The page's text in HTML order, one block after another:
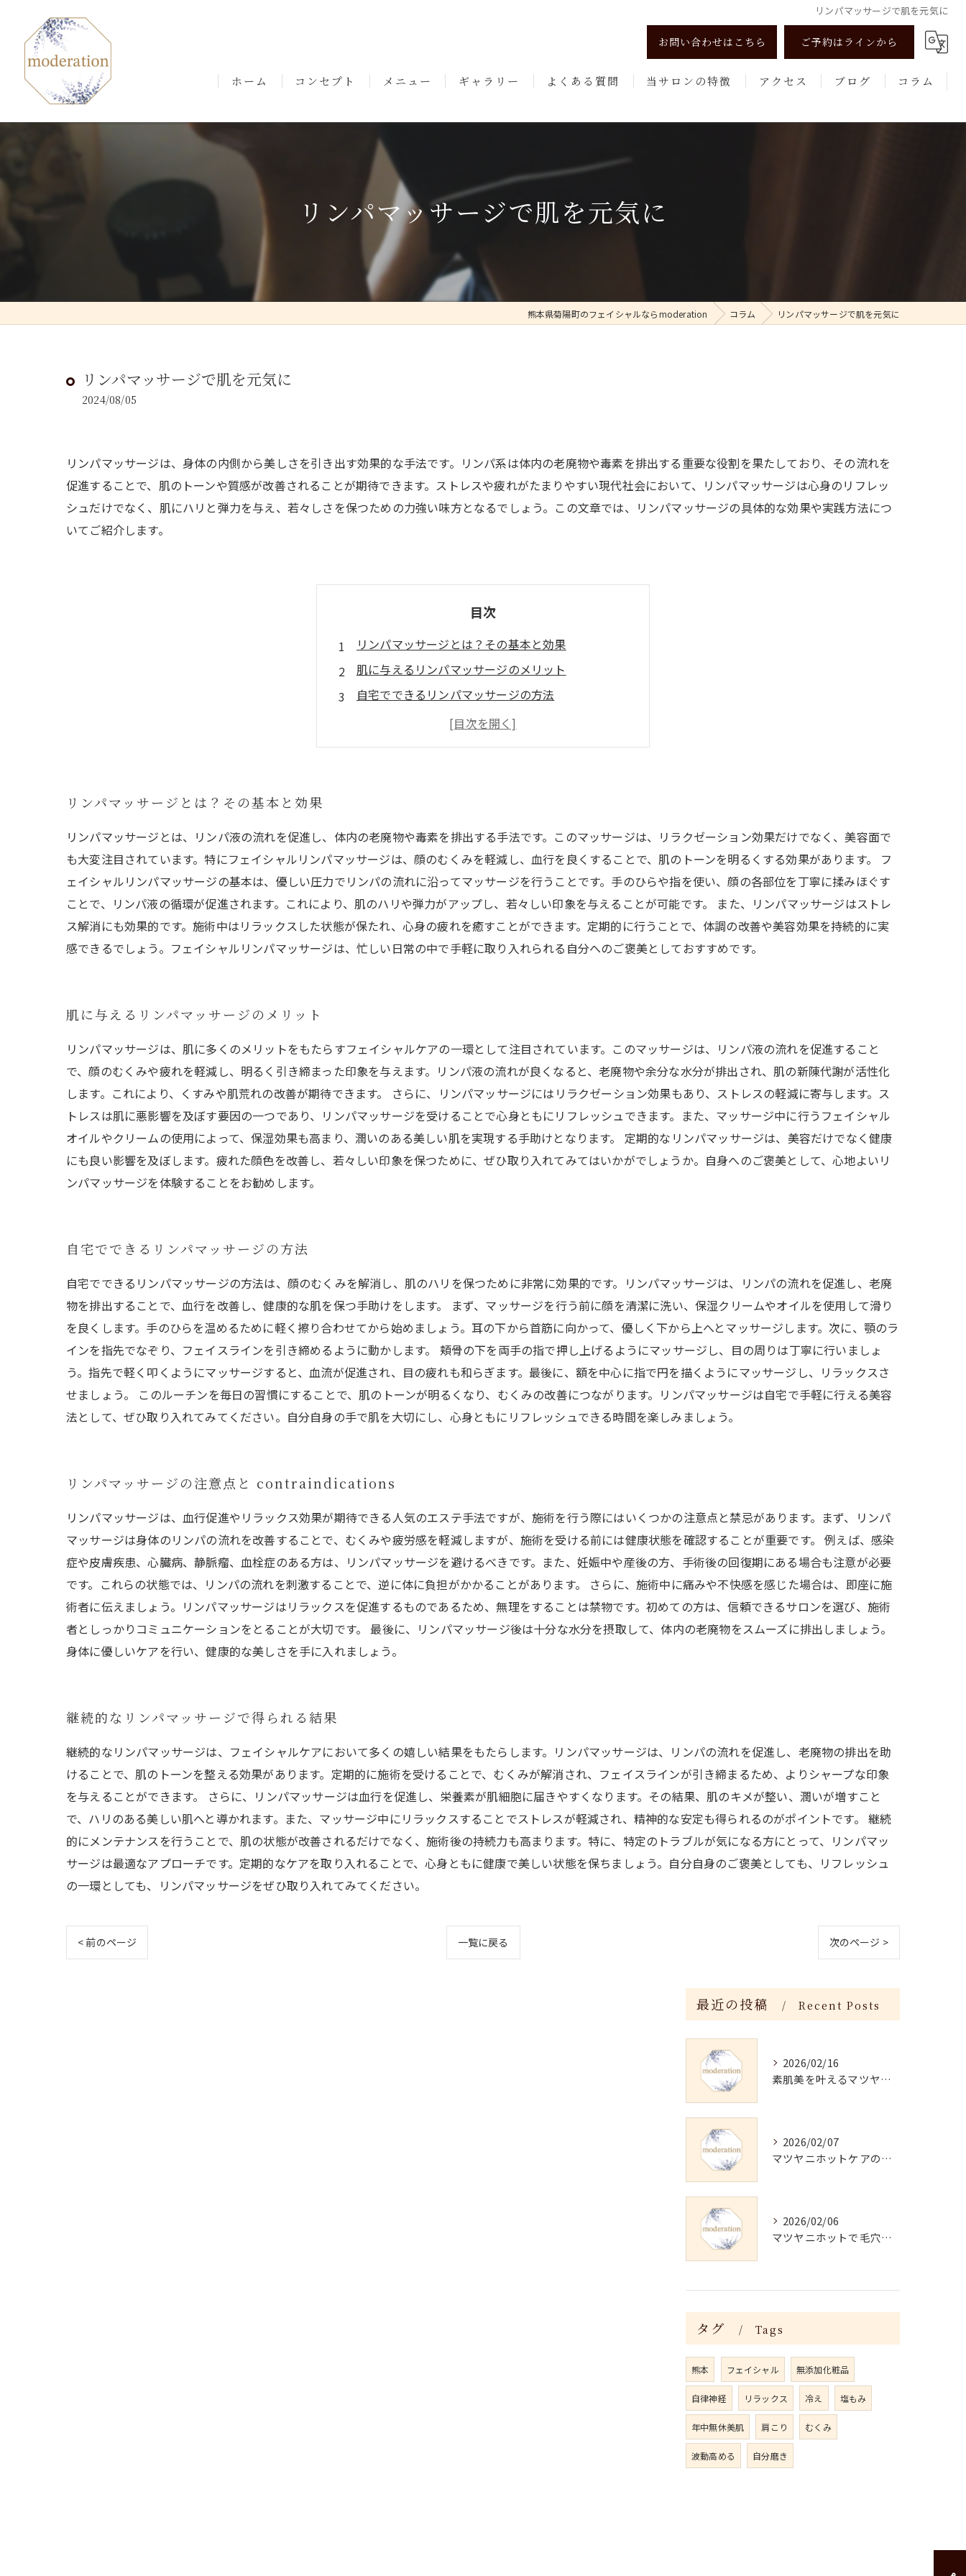
リンパマッサージで肌を元気に
お問い合わせはこちら ご予約はラインから
ホーム コンセプト メニュー ギャラリー よくある質問 当サロンの特徴 アクセス ブログ コラム
リンパマッサージで肌を元気に
熊本県菊陽町のフェイシャルならmoderation コラム リンパマッサージで肌を元気に
リンパマッサージで肌を元気に
2024/08/05
リンパマッサージは、身体の内側から美しさを引き出す効果的な手法です。リンパ系は体内の老廃物や毒素を排出する重要な役割を果たしており、その流れを
促進することで、肌のトーンや質感が改善されることが期待できます。ストレスや疲れがたまりやすい現代社会において、リンパマッサージは心身のリフレッ
シュだけでなく、肌にハリと弾力を与え、若々しさを保つための力強い味方となるでしょう。この文章では、リンパマッサージの具体的な効果や実践方法につ
いてご紹介します。
目次
リンパマッサージとは？その基本と効果
肌に与えるリンパマッサージのメリット
自宅でできるリンパマッサージの方法
リンパマッサージの注意点と contraindications
継続的なリンパマッサージで得られる結果
リンパマッサージとは？その基本と効果
リンパマッサージとは、リンパ液の流れを促進し、体内の老廃物や毒素を排出する手法です。このマッサージは、リラクゼーション効果だけでなく、美容面で
も大変注目されています。特にフェイシャルリンパマッサージは、顔のむくみを軽減し、血行を良くすることで、肌のトーンを明るくする効果があります。 フ
ェイシャルリンパマッサージの基本は、優しい圧力でリンパの流れに沿ってマッサージを行うことです。手のひらや指を使い、顔の各部位を丁寧に揉みほぐす
ことで、リンパ液の循環が促進されます。これにより、肌のハリや弾力がアップし、若々しい印象を与えることが可能です。 また、リンパマッサージはストレ
ス解消にも効果的です。施術中はリラックスした状態が保たれ、心身の疲れを癒すことができます。定期的に行うことで、体調の改善や美容効果を持続的に実
感できるでしょう。フェイシャルリンパマッサージは、忙しい日常の中で手軽に取り入れられる自分へのご褒美としておすすめです。
肌に与えるリンパマッサージのメリット
リンパマッサージは、肌に多くのメリットをもたらすフェイシャルケアの一環として注目されています。このマッサージは、リンパ液の流れを促進すること
で、顔のむくみや疲れを軽減し、明るく引き締まった印象を与えます。リンパ液の流れが良くなると、老廃物や余分な水分が排出され、肌の新陳代謝が活性化
します。これにより、くすみや肌荒れの改善が期待できます。 さらに、リンパマッサージにはリラクゼーション効果もあり、ストレスの軽減に寄与します。ス
トレスは肌に悪影響を及ぼす要因の一つであり、リンパマッサージを受けることで心身ともにリフレッシュできます。また、マッサージ中に行うフェイシャル
オイルやクリームの使用によって、保湿効果も高まり、潤いのある美しい肌を実現する手助けとなります。 定期的なリンパマッサージは、美容だけでなく健康
にも良い影響を及ぼします。疲れた顔色を改善し、若々しい印象を保つために、ぜひ取り入れてみてはいかがでしょうか。自身へのご褒美として、心地よいリ
ンパマッサージを体験することをお勧めします。
自宅でできるリンパマッサージの方法
自宅でできるリンパマッサージの方法は、顔のむくみを解消し、肌のハリを保つために非常に効果的です。リンパマッサージは、リンパの流れを促進し、老廃
物を排出することで、血行を改善し、健康的な肌を保つ手助けをします。 まず、マッサージを行う前に顔を清潔に洗い、保湿クリームやオイルを使用して滑り
を良くします。手のひらを温めるために軽く擦り合わせてから始めましょう。耳の下から首筋に向かって、優しく下から上へとマッサージします。次に、顎のラ
インを指先でなぞり、フェイスラインを引き締めるように動かします。 頬骨の下を両手の指で押し上げるようにマッサージし、目の周りは丁寧に行いましょ
う。指先で軽く叩くようにマッサージすると、血流が促進され、目の疲れも和らぎます。最後に、額を中心に指で円を描くようにマッサージし、リラックスさ
せましょう。 このルーチンを毎日の習慣にすることで、肌のトーンが明るくなり、むくみの改善につながります。リンパマッサージは自宅で手軽に行える美容
法として、ぜひ取り入れてみてください。自分自身の手で肌を大切にし、心身ともにリフレッシュできる時間を楽しみましょう。
リンパマッサージの注意点と contraindications
リンパマッサージは、血行促進やリラックス効果が期待できる人気のエステ手法ですが、施術を行う際にはいくつかの注意点と禁忌があります。まず、リンパ
マッサージは身体のリンパの流れを改善することで、むくみや疲労感を軽減しますが、施術を受ける前には健康状態を確認することが重要です。 例えば、感染
症や皮膚疾患、心臓病、静脈瘤、血栓症のある方は、リンパマッサージを避けるべきです。また、妊娠中や産後の方、手術後の回復期にある場合も注意が必要
です。これらの状態では、リンパの流れを刺激することで、逆に体に負担がかかることがあります。 さらに、施術中に痛みや不快感を感じた場合は、即座に施
術者に伝えましょう。リンパマッサージはリラックスを促進するものであるため、無理をすることは禁物です。初めての方は、信頼できるサロンを選び、施術
者としっかりコミュニケーションをとることが大切です。 最後に、リンパマッサージ後は十分な水分を摂取して、体内の老廃物をスムーズに排出しましょう。
身体に優しいケアを行い、健康的な美しさを手に入れましょう。
継続的なリンパマッサージで得られる結果
継続的なリンパマッサージは、フェイシャルケアにおいて多くの嬉しい結果をもたらします。リンパマッサージは、リンパの流れを促進し、老廃物の排出を助
けることで、肌のトーンを整える効果があります。定期的に施術を受けることで、むくみが解消され、フェイスラインが引き締まるため、よりシャープな印象
を与えることができます。 さらに、リンパマッサージは血行を促進し、栄養素が肌細胞に届きやすくなります。その結果、肌のキメが整い、潤いが増すこと
で、ハリのある美しい肌へと導かれます。また、マッサージ中にリラックスすることでストレスが軽減され、精神的な安定も得られるのがポイントです。 継続
的にメンテナンスを行うことで、肌の状態が改善されるだけでなく、施術後の持続力も高まります。特に、特定のトラブルが気になる方にとって、リンパマッ
サージは最適なアプローチです。定期的なケアを取り入れることで、心身ともに健康で美しい状態を保ちましょう。自分自身のご褒美としても、リフレッシュ
の一環としても、リンパマッサージをぜひ取り入れてみてください。
< 前のページ 一覧に戻る 次のページ >
最近の投稿 Recent Posts
2026/02/16
素肌美を叶えるマツヤニホットセラピーの効果
2026/02/07
マツヤニホットケアの正しい使い方と継続法
2026/02/06
マツヤニホットで毛穴・くすみ改善術
タグ Tags
熊本 フェイシャル 無添加化粧品
自律神経 リラックス 冷え 塩もみ
年中無休美肌 肩こり むくみ
波動高める 自分磨き